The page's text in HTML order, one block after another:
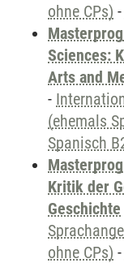
ohne CPs) -
Sciences:
Arts and
-
(ehemals
Spanisch
Kritik der
Geschichte
ohne CPs) -